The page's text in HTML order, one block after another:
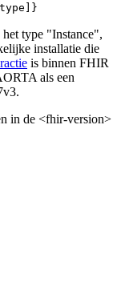
type]}
type "Instance",
installatie die
is binnen FHIR
als een
in de <fhir-version>